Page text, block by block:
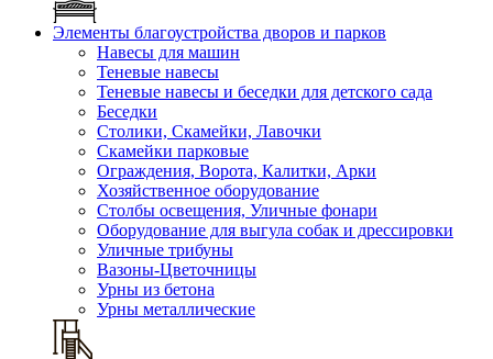
Элементы благоустройства дворов и парков
Навесы для машин
Теневые навесы
Теневые навесы и беседки для детского сада
Беседки
Столики, Скамейки, Лавочки
Скамейки парковые
Ограждения, Ворота, Калитки, Арки
Хозяйственное оборудование
Столбы освещения, Уличные фонари
Оборудование для выгула собак и дрессировки
Уличные трибуны
Вазоны-Цветочницы
Урны из бетона
Урны металлические